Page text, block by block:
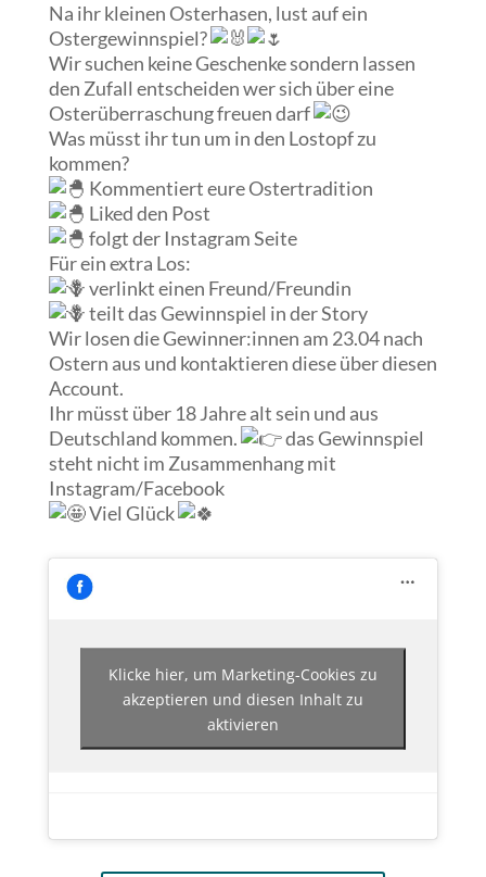
Na ihr kleinen Osterhasen, lust auf ein
Ostergewinnspiel?
Wirsuchen keine Geschenke sondern lassen
den Zufall entscheiden wer sich über eine
Osterüberraschung freuen darf
Was müsst ihr tun um in den Lostopf zu
kommen?
Kommentiert eure Ostertradition
Liked den Post
folgt der Instagram Seite
Für ein extra Los:
verlinkt einen Freund/Freundin
teilt das Gewinnspiel in der Story
Wir losen die Gewinner:innen am 23.04 nach
Ostern aus und kontaktieren diese über diesen
Account.
Ihr müsst über 18 Jahre alt sein und aus
Deutschland kommen.
das Gewinnspiel
steht nicht im Zusammenhang mit
Instagram/Facebook
Viel Glück
Klicke hier, um Marketing-Cookies zu
akzeptieren und diesen Inhalt zu
aktivieren